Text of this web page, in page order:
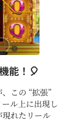
能！🎈
この “拡張”
ル上に出現し
れたリール